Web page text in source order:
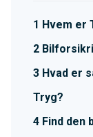
Hvem er
Hvad er
Tryg?
Find den